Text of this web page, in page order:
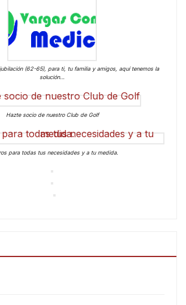
(62-65), para ti, tu familia y amigos, aquí tenemos la
solución…
Hazte socio de nuestro Club de Golf
para todas tus necesidades y a tu medida.